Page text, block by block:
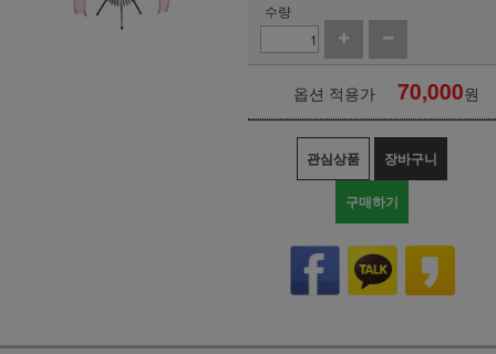
수량
옵션 적용가 70,000원
관심상품 장바구니
구매하기